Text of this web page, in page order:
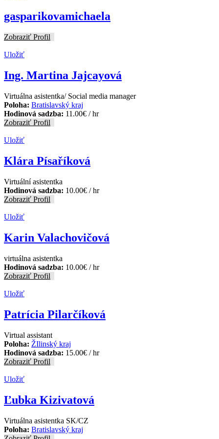
gasparikovamichaela
Zobraziť Profil
Uložiť
Ing. Martina Jajcayová
Virtuálna asistentka/ Social media manager
Poloha: Bratislavský kraj
Hodinová sadzba: 11.00€ / hr
Zobraziť Profil
Uložiť
Klára Písaříková
Virtuální asistentka
Hodinová sadzba: 10.00€ / hr
Zobraziť Profil
Uložiť
Karin Valachovičová
virtuálna asistentka
Hodinová sadzba: 10.00€ / hr
Zobraziť Profil
Uložiť
Patrícia Pilarčíková
Virtual assistant
Poloha: ŽIlinský kraj
Hodinová sadzba: 15.00€ / hr
Zobraziť Profil
Uložiť
Ľubka Kizivatová
Virtuálna asistentka SK/CZ
Poloha: Bratislavský kraj